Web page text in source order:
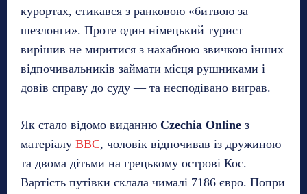
курортах, стикався з ранковою «битвою за
шезлонги». Проте один німецький турист
вирішив не миритися з нахабною звичкою інших
відпочивальників займати місця рушниками і
довів справу до суду — та несподівано виграв.
Як стало відомо виданню Czechia Online з
матеріалу BBC, чоловік відпочивав із дружиною
та двома дітьми на грецькому острові Кос.
Вартість путівки склала чималі 7186 євро. Попри